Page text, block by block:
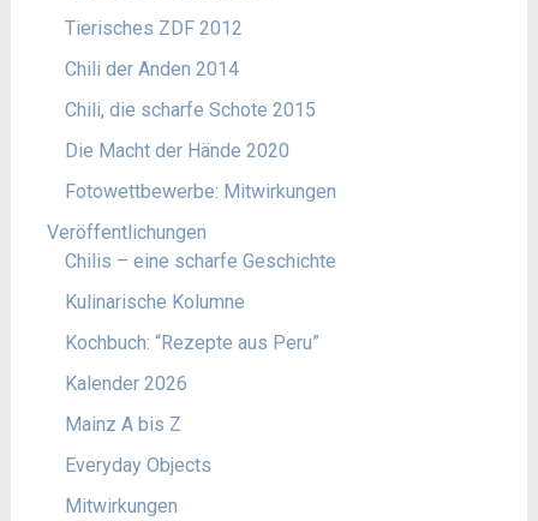
Tierisches ZDF 2012
Chili der Anden 2014
Chili, die scharfe Schote 2015
Die Macht der Hände 2020
Fotowettbewerbe: Mitwirkungen
Veröffentlichungen
Chilis – eine scharfe Geschichte
Kulinarische Kolumne
Kochbuch: “Rezepte aus Peru”
Kalender 2026
Mainz A bis Z
Everyday Objects
Mitwirkungen